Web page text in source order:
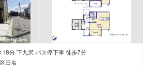
分 下九沢 バス停下車 徒歩7分
田名